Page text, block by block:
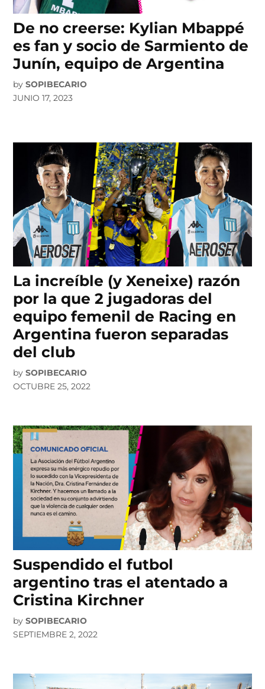
De no creerse: Kylian Mbappé
es fan y socio de Sarmiento de
Junín, equipo de Argentina
by SOPIBECARIO
JUNIO 17, 2023
La increíble (y Xeneixe) razón
por la que 2 jugadoras del
equipo femenil de Racing en
Argentina fueron separadas
del club
by SOPIBECARIO
OCTUBRE 25, 2022
Suspendido el futbol
argentino tras el atentado a
Cristina Kirchner
by SOPIBECARIO
SEPTIEMBRE 2, 2022